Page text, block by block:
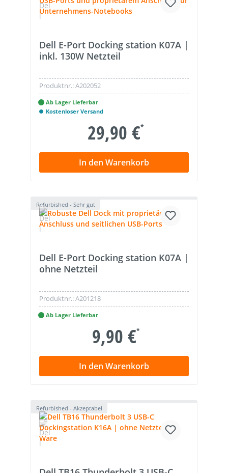
Dell E-Port Docking station K07A |
inkl. 130W Netzteil
Produktnr.:A202052
Ab Lager Lieferbar
Kostenloser Versand
29,90 €*
In den Warenkorb
Refurbished - Sehr gut
Dell E-Port Docking station K07A |
ohne Netzteil
Produktnr.:A201218
Ab Lager Lieferbar
9,90 €*
In den Warenkorb
Refurbished - Akzeptabel